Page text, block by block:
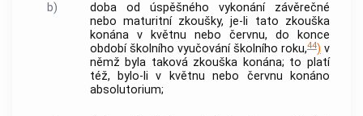
b)
doba od úspěšného vykonání závěrečné
nebo maturitní zkoušky, je-li tato zkouška
konána v květnu nebo červnu, do konce
období školního vyučování školního roku,44) v
němž byla taková zkouška konána; to platí
též, bylo-li v květnu nebo červnu konáno
absolutorium;